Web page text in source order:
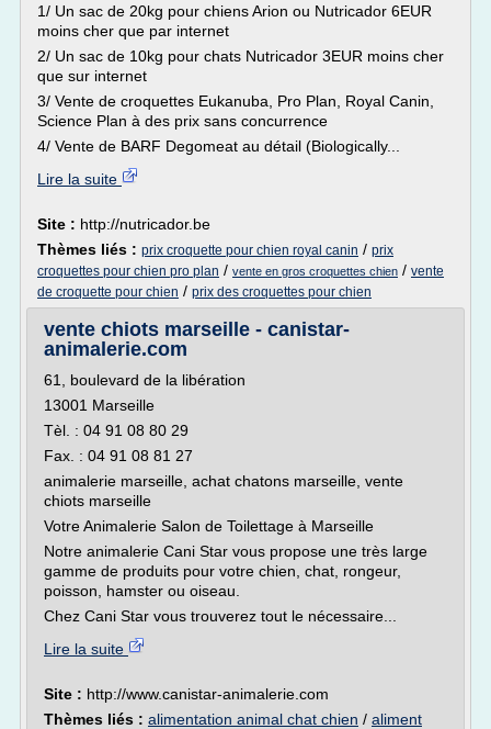
1/ Un sac de 20kg pour chiens Arion ou Nutricador 6EUR
moins cher que par internet
2/ Un sac de 10kg pour chats Nutricador 3EUR moins cher
que sur internet
3/ Vente de croquettes Eukanuba, Pro Plan, Royal Canin,
Science Plan à des prix sans concurrence
4/ Vente de BARF Degomeat au détail (Biologically...
Lire la suite
Site : http://nutricador.be
Thèmes liés : prix croquette pour chien royal canin / prix
croquettes pour chien pro plan / vente en gros croquettes chien / vente
de croquette pour chien / prix des croquettes pour chien
vente chiots marseille - canistar-
animalerie.com
61, boulevard de la libération
13001 Marseille
Tèl. : 04 91 08 80 29
Fax. : 04 91 08 81 27
animalerie marseille, achat chatons marseille, vente
chiots marseille
Votre Animalerie Salon de Toilettage à Marseille
Notre animalerie Cani Star vous propose une très large
gamme de produits pour votre chien, chat, rongeur,
poisson, hamster ou oiseau.
Chez Cani Star vous trouverez tout le nécessaire...
Lire la suite
Site : http://www.canistar-animalerie.com
Thèmes liés : alimentation animal chat chien / aliment